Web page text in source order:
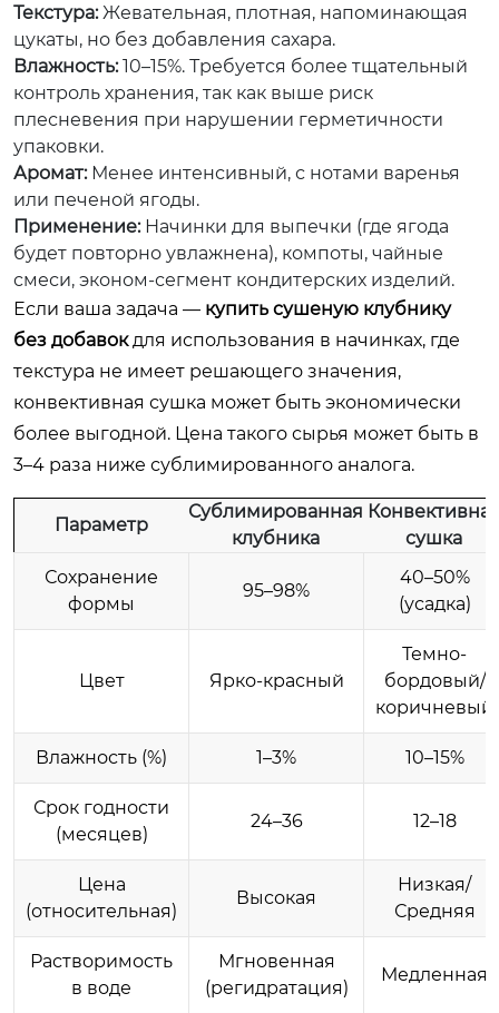
Текстура:Жевательная, плотная, напоминающая
цукаты, но без добавления сахара.
Влажность:10–15%. Требуется более тщательный
контроль хранения, так как выше риск
плесневения при нарушении герметичности
упаковки.
Аромат:Менее интенсивный, с нотами варенья
или печеной ягоды.
Применение:Начинки для выпечки (где ягода
будет повторно увлажнена), компоты, чайные
смеси, эконом-сегмент кондитерских изделий.
Если ваша задача — купить сушеную клубнику
без добавокдля использования в начинках, где
текстура не имеет решающего значения,
конвективная сушка может быть экономически
более выгодной. Цена такого сырья может быть в
3–4 раза ниже сублимированного аналога.
Параметр
Сублимированная
клубника
сушка
Сохранение
формы
95–98%
40–50%
(усадка)
Цвет Ярко-красный
Темно-
бордовый/
коричневый
Влажность (%) 1–3% 10–15%
Срок годности
(месяцев)
24–36 12–18
Цена
(относительная)
Высокая
Низкая/
Средняя
Растворимость
в воде
Мгновенная
(регидратация)
Медленная